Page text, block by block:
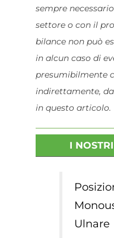
sempre
settore o con il
bilance non può
in alcun caso di
presumibilmente
indirettamente,
in questo articolo.
I
Ulnare